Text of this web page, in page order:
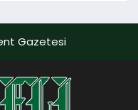
Gazetesi